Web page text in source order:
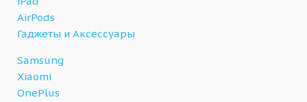
AirPods
Гаджеты и Аксессуары
Samsung
Xiaomi
OnePlus